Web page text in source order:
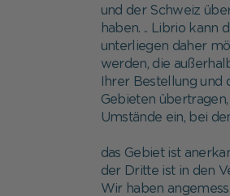
und der Schweiz
haben. .. Librio
unterliegen daher
werden, die
Ihrer Bestellung
Gebieten
Umstände ein, bei
das Gebiet ist
der Dritte ist in den
Wir haben